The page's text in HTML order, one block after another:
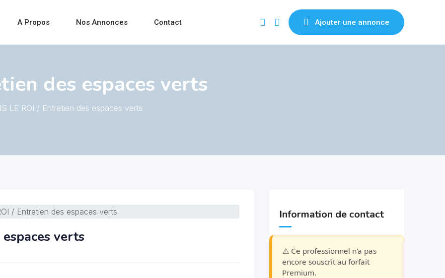
A Propos Nos Annonces Contact Ajouter une annonce
des espaces verts
LE ROI / Entretien des espaces verts
verts
Information de contact
⚠️ Ce professionnel n'a pas
encore souscrit au forfait
Premium.